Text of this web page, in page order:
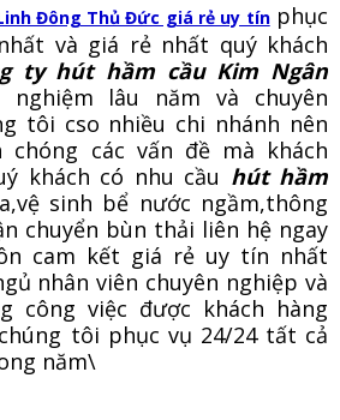
Đông Thủ Đức giá rẻ uy tínphục
và giá rẻ nhất quý khách
ty hút hầm cầu Kim Ngân
lâu năm và chuyên
tôi cso nhiều chi nhánh nên
các vấn đề mà khách
khách có nhu cầu hút hầm
sinh bể nước ngầm,thông
chuyển bùn thải liên hệ ngay
cam kết giá rẻ uy tín nhất
nhân viên chuyên nghiệp và
công việc được khách hàng
tôi phục vụ 24/24 tất cả
năm\